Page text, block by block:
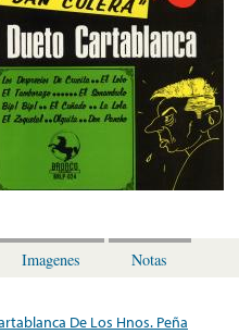
Imagenes Notas
De Los Hnos. Peña